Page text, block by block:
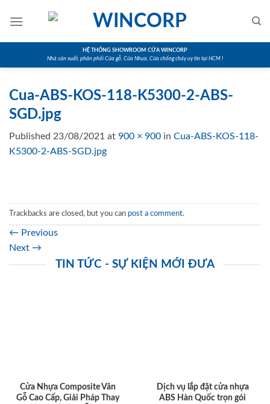
HỆ THỐNG SHOWROOM CỬA WINCORP
Nhà sản xuất, phân phối Cửa gỗ, Cửa Nhựa, Cửa chống cháy uy tín tại HCM !
Cua-ABS-KOS-118-K5300-2-ABS-
SGD.jpg
Published 23/08/2021 at 900 × 900 in Cua-ABS-KOS-118-
K5300-2-ABS-SGD.jpg
Trackbacks are closed, but you can post a comment.
← Previous
Next →
TIN TỨC - SỰ KIỆN MỚI ĐƯA
Cửa Nhựa Composite Vân
Gỗ Cao Cấp, Giải Pháp Thay
Dịch vụ lắp đặt cửa nhựa
ABS Hàn Quốc trọn gói